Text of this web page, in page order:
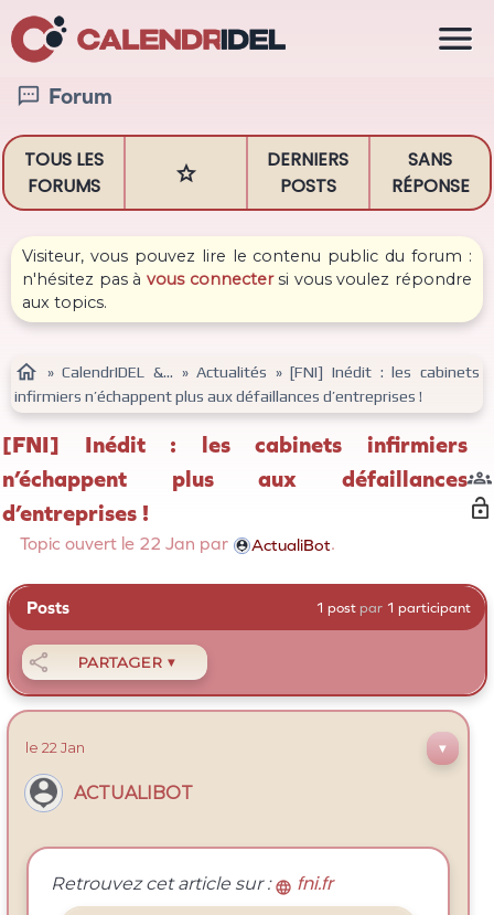
 Forum
TOUS LES
FORUMS

DERNIERS
POSTS
SANS
RÉPONSE
Visiteur, vous pouvez lire le contenu public du forum :
n'hésitez pas à vous connectersi vous voulez répondre
aux topics.
 »CalendrIDEL &... »Actualités »[FNI] Inédit : les cabinets
infirmiers n’échappent plus aux défaillances d’entreprises !
[FNI] Inédit : les cabinets infirmiers
n’échappent plus aux défaillances
d’entreprises !
Topic ouvert le 22 Jan par ActualiBot.

Posts 1 postpar 1 participant
 PARTAGER ▼
le 22 Jan ▼
ACTUALIBOT
Retrouvez cet article sur : fni.fr
